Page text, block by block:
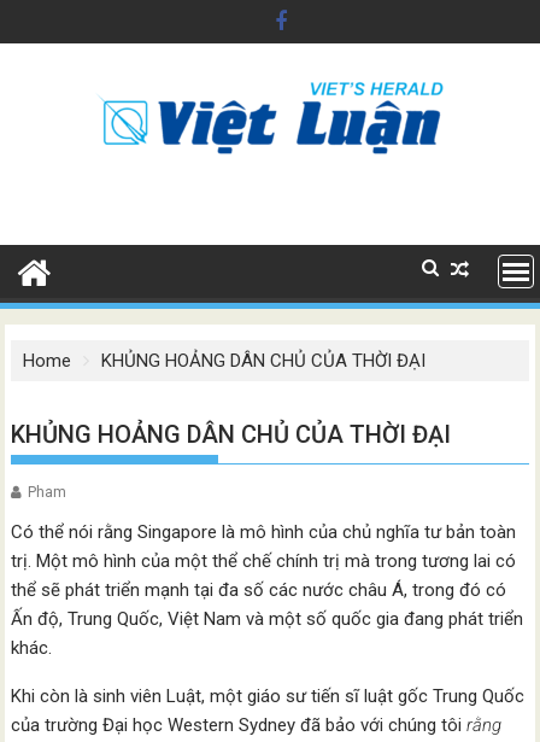
to
Home KHỦNG HOẢNG DÂN CHỦ CỦA THỜI ĐẠI
KHỦNG HOẢNG DÂN CHỦ CỦA THỜI ĐẠI
Pham
Có thể nói rằng Singapore là mô hình của chủ nghĩa tư bản toàn
trị. Một mô hình của một thể chế chính trị mà trong tương lai có
thể sẽ phát triển mạnh tại đa số các nước châu Á, trong đó có
Ấn độ, Trung Quốc, Việt Nam và một số quốc gia đang phát triển
khác.
Khi còn là sinh viên Luật, một giáo sư tiến sĩ luật gốc Trung Quốc
của trường Đại học Western Sydney đã bảo với chúng tôirằng